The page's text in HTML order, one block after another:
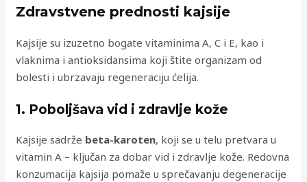
Zdravstvene prednosti kajsije
Kajsije su izuzetno bogate vitaminima A, C i E, kao i
vlaknima i antioksidansima koji štite organizam od
bolesti i ubrzavaju regeneraciju ćelija.
1. Poboljšava vid i zdravlje kože
Kajsije sadrže beta-karoten, koji se u telu pretvara u
vitamin A – ključan za dobar vid i zdravlje kože. Redovna
konzumacija kajsija pomaže u sprečavanju degeneracije